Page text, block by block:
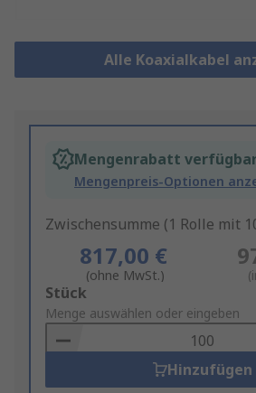
Alle Koaxialkabel
Mengenrabatt
Mengenpreis-Optionen
Zwischensumme (1 Rolle mit
817,00 €
(ohne MwSt.)
Add
to
Basket
Stück
Menge auswählen oder eingeben
Hinzufügen